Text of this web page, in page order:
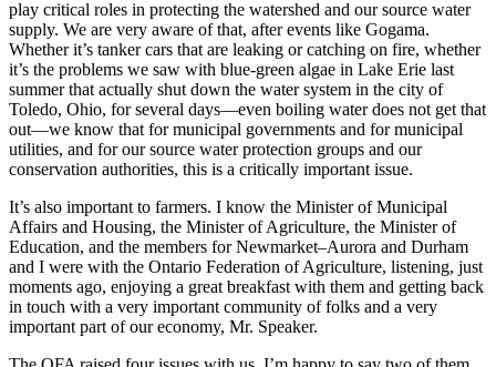
play critical roles in protecting the watershed and our source water
supply. We are very aware of that, after events like Gogama.
Whether it’s tanker cars that are leaking or catching on fire, whether
it’s the problems we saw with blue-green algae in Lake Erie last
summer that actually shut down the water system in the city of
Toledo, Ohio, for several days—even boiling water does not get that
out—we know that for municipal governments and for municipal
utilities, and for our source water protection groups and our
conservation authorities, this is a critically important issue.
It’s also important to farmers. I know the Minister of Municipal
Affairs and Housing, the Minister of Agriculture, the Minister of
Education, and the members for Newmarket–Aurora and Durham
and I were with the Ontario Federation of Agriculture, listening, just
moments ago, enjoying a great breakfast with them and getting back
in touch with a very important community of folks and a very
important part of our economy, Mr. Speaker.